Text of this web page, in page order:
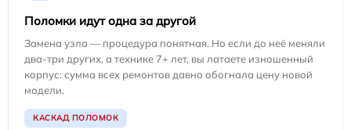
Поломки идут одна за другой
Замена узла — процедура понятная. Но если до неё меняли
два-три других, а технике 7+ лет, вы латаете изношенный
корпус: сумма всех ремонтов давно обогнала цену новой
модели.
КАСКАД ПОЛОМОК